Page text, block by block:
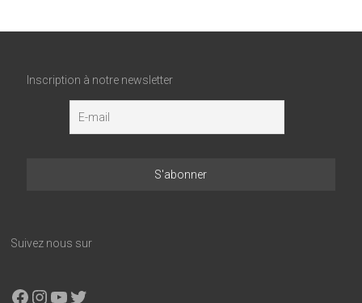
Inscription à notre newsletter
Suivez nous sur
Facebook
Instagram
YouTube
X